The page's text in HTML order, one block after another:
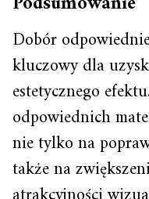
Dobór
kluczowy dla
estetycznego
odpowiednich
nie tylko na
także na